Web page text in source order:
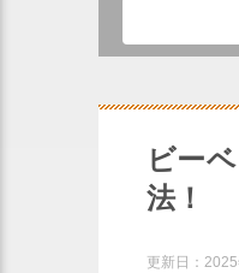
ビー
法！
更新日： 2025